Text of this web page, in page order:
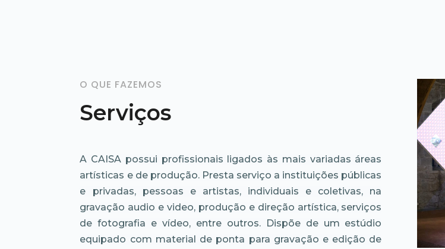
O QUE FAZEMOS
Serviços
A CAISA possui profissionais ligados às mais variadas áreas
artísticas e de produção. Presta serviço a instituições públicas
e privadas, pessoas e artistas, individuais e coletivas, na
gravação audio e video, produção e direção artística, serviços
de fotografia e vídeo, entre outros. Dispõe de um estúdio
equipado com material de ponta para gravação e edição de